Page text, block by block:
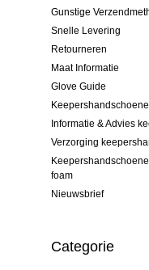
Gunstige
Snelle Levering
Retourneren
Maat Informatie
Glove Guide
Informatie & Advies
Verzorging
foam
Nieuwsbrief
Categorie